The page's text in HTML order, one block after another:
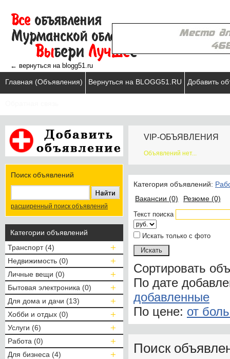
← вернуться на blogg51.ru
Главная (Объявления) Вернуться на BLOGG51.RU Добавить
VIP-ОБЪЯВЛЕНИЯ
Объявлений нет...
Категория объявлений:
Вакансии (0)
Резюме (0)
Текст поиска
Искать только с фото
Сортировать
По дате
добавленные
По цене: от
Поиск
Поиск объявлений
расширенный поиск объявлений
Категории объявлений
Транспорт (4)
Недвижимость (0)
Личные вещи (0)
Бытовая электроника (0)
Для дома и дачи (13)
Хобби и отдых (0)
Услуги (6)
Работа (0)
Для бизнеса (4)